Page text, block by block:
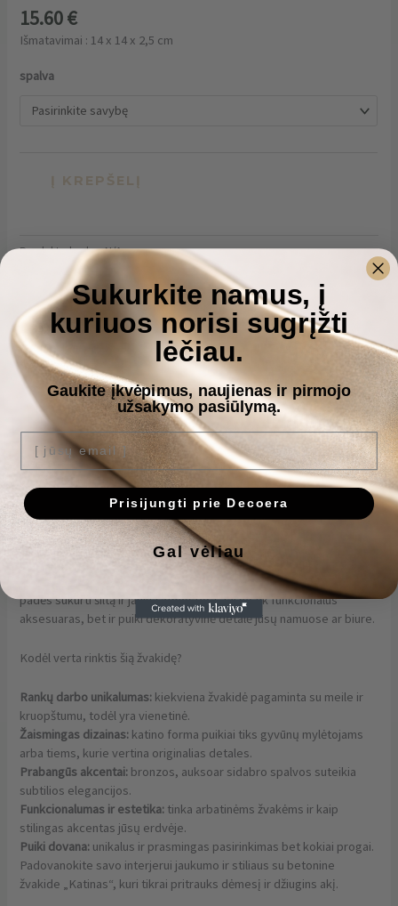
15.60€
Išmatavimai : 14 x 14 x 2,5 cm
spalva
Į KREPŠELĮ
Produkto kodas:N/A
Kategorijos: Dovana kačių mylėtojui,Interjero detalės gyvūnų
mylėtojams
Aprašymas
Papildoma informacija
Atsiliepimai (0)
Papuoškite savo erdvę išskirtine rankų darbo betonine žvakide
„Katinas“. Šis unikalus kūrinys, kurio matmenys yra 2,5 cm aukščio ir
14 cm pločio, sujungia žaismingumą ir eleganciją. Katino formos
dizainas su subtiliais bronzos, aukso ar sidabro akcentais suteikia
žvakidei prabangos ir jaukumo, kuris praturtins bet kokį interjerą.
Ši žvakidė idealiai tinka dviejų arbatinių žvakių laikymui, kurios
padės sukurti šiltą ir jaukią atmosferą. Tai ne tik funkcionalus
aksesuaras, bet ir puiki dekoratyvinė detalė jūsų namuose ar biure.
Kodėl verta rinktis šią žvakidę?
Rankų darbo unikalumas: kiekviena žvakidė pagaminta su meile ir
kruopštumu, todėl yra vienetinė.
Žaismingas dizainas: katino forma puikiai tiks gyvūnų mylėtojams
arba tiems, kurie vertina originalias detales.
Prabangūs akcentai: bronzos, auksoar sidabro spalvos suteikia
subtilios elegancijos.
Funkcionalumas ir estetika: tinka arbatinėms žvakėms ir kaip
stilingas akcentas jūsų erdvėje.
Puiki dovana: unikalus ir prasmingas pasirinkimas bet kokiai progai.
Padovanokite savo interjerui jaukumo ir stiliaus su betonine
žvakide „Katinas“, kuri tikrai pritrauks dėmesį ir džiugins akį.
Sukurkite namus, į
kuriuos norisi sugrįžti
lėčiau.
Gaukite įkvėpimus, naujienas ir pirmojo
užsakymo pasiūlymą.
[ jūsų email ]
Prisijungti prie Decoera
Gal vėliau